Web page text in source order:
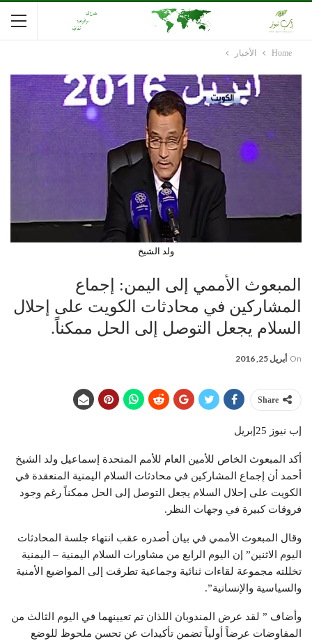
Home الأخبار
ولد الشيخ
المبعوث الأممي إلى اليمن: إجماع
المشاركين في محادثات الكويت على إحلال
السلام يجعل التوصل إلى الحل ممكناً.
On أبريل 25, 2016
Share
إب نيوز 25إبريل
أكد المبعوث الخاص للأمين العام للأمم المتحدة إسماعيل ولد الشيخ
أحمد أن إجماع المشاركين في محادثات السلام اليمنية المنعقدة في
الكويت على إحلال السلام يجعل التوصل إلى الحل ممكناً رغم وجود
فروقات كبيرة في وجهات النظر.
وقال المبعوث الأممي في بيان أصدره عقب انتهاء جلسة المحادثات
اليوم الاثنين” إن اليوم الرابع من مشاورات السلام اليمنية – اليمنية
تخللته مجموعة لقاءات ثنائية وجماعية تطرقت إلى المواضيع الأمنية
والسياسية والإنسانية”.
وأضاف ” لقد عرض المندوبان اللذان تم تعيينهما في اليوم الثالث من
المفاوضات عرضاً أولياً تضمن تأكيدات عن تحسن ملحوظ للوضع